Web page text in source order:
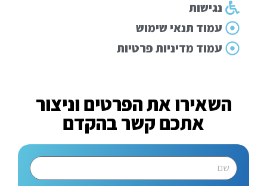
נגישות
עמוד תנאי שימוש
עמוד מדיניות פרטיות
השאירו את הפרטים וניצור
אתכם קשר בהקדם